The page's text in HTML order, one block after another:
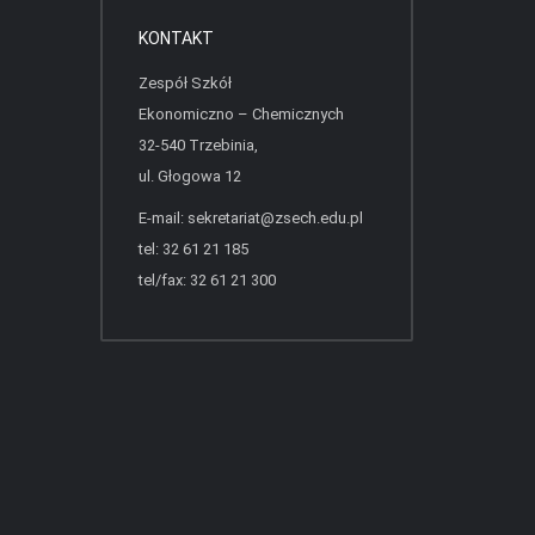
KONTAKT
Zespół Szkół
Ekonomiczno – Chemicznych
32-540 Trzebinia,
ul. Głogowa 12
E-mail: sekretariat@zsech.edu.pl
tel: 32 61 21 185
tel/fax: 32 61 21 300